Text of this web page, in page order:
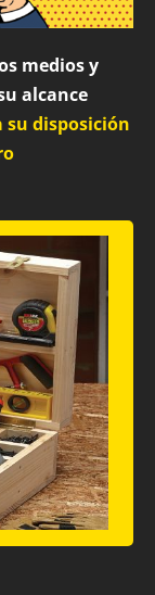
medios y
alcance
su disposición